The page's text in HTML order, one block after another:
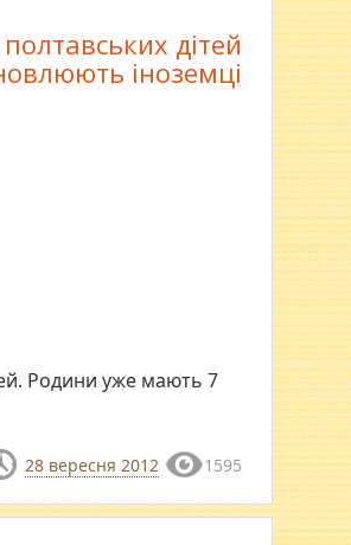
дітей
іноземці
Родини уже мають 7
28 вересня 2012 1595